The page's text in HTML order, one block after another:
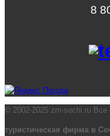
8
© 2002-2025 zm-sochi.ru
туристическая фирма в